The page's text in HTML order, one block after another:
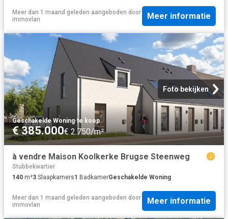
Meer dan 1 maand geleden aangeboden door
immovlan
Meer informatie
Foto bekijken
Geschakelde Woning·te koop
€ 385.000€ 2.750/m²
à vendre Maison Koolkerke Brugse Steenweg
Stubbekwartier
140 m²3 Slaapkamers1 BadkamerGeschakelde Woning
Meer dan 1 maand geleden aangeboden door
immovlan
Meer informatie